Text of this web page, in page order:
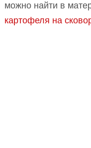
можно найти в
картофеля на